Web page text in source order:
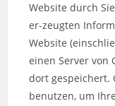
Website durch
er-zeugten
Website
einen Server von
dort gespeichert.
benutzen, um